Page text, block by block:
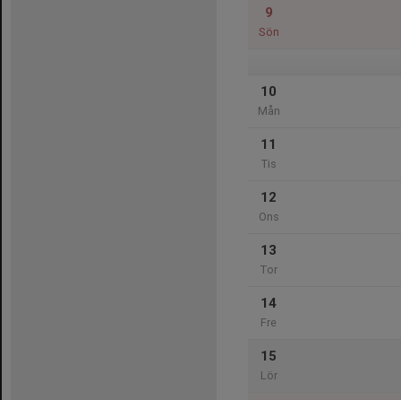
9
Sön
10
Mån
11
Tis
12
Ons
13
Tor
14
Fre
15
Lör